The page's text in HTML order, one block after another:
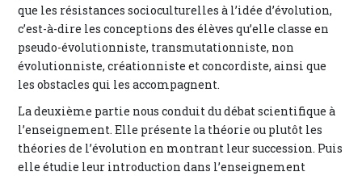
que les résistances socioculturelles à l’idée d’évolution,
c’est-à-dire les conceptions des élèves qu’elle classe en
pseudo-évolutionniste, transmutationniste, non
évolutionniste, créationniste et concordiste, ainsi que
les obstacles qui les accompagnent.
La deuxième partie nous conduit du débat scientifique à
l’enseignement. Elle présente la théorie ou plutôt les
théories de l’évolution en montrant leur succession. Puis
elle étudie leur introduction dans l’enseignement